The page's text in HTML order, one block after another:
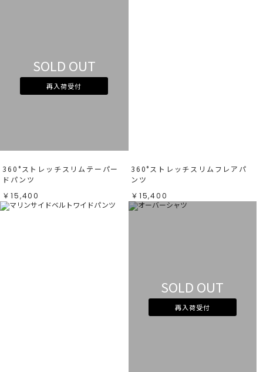
SOLD OUT
再入荷受付
360°ストレッチスリムテーパー
ドパンツ
￥15,400
360°ストレッチスリムフレアパ
ンツ
￥15,400
SOLD OUT
再入荷受付